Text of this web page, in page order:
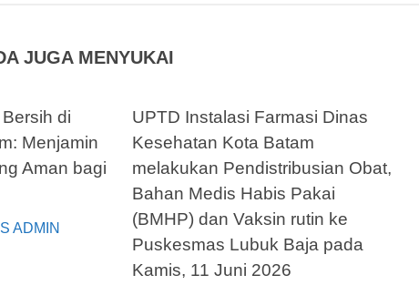
JUGA MENYUKAI
di
Menjamin
Aman bagi
ADMIN
UPTD Instalasi Farmasi Dinas
Kesehatan Kota Batam
melakukan Pendistribusian Obat,
Bahan Medis Habis Pakai
(BMHP) dan Vaksin rutin ke
Puskesmas Lubuk Baja pada
Kamis, 11 Juni 2026